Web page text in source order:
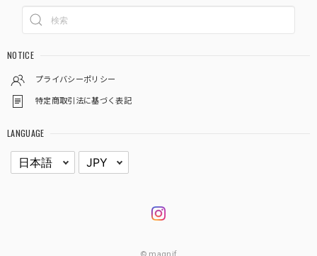
NOTICE
プライバシーポリシー
特定商取引法に基づく表記
LANGUAGE
© magnif